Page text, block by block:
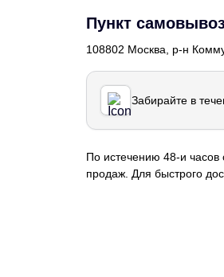
Пункт
108802 Москва, р-н
Забирайте в
По истечению 48-и часов
продаж. Для быстрого